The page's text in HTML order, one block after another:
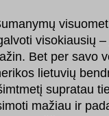
visokiausių
Bet per savo
lietuvių
supratau
mažiau ir